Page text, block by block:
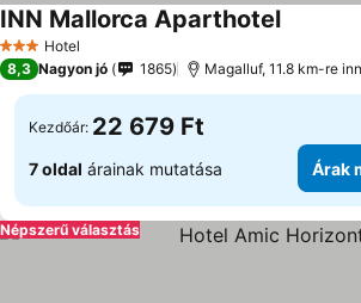
3 Kategória
Hotel
INN Mallorca Aparthotel
8,3 Nagyon jó 1865 Magalluf, 11.8 km-re
Kezdőár: 22 679 Ft
7 oldal árainak mutatása Árak
Népszerű választás